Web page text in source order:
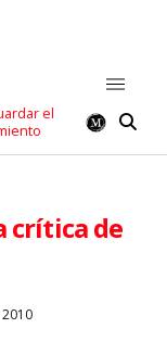
el
crítica de